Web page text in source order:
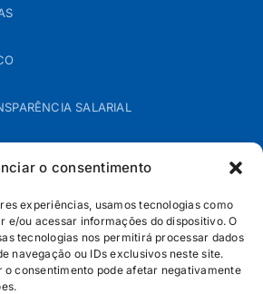
o consentimento
experiências, usamos tecnologias como
e/ou acessar informações do dispositivo. O
tecnologias nos permitirá processar dados
navegação ou IDs exclusivos neste site.
o consentimento pode afetar negativamente
SALARIAL